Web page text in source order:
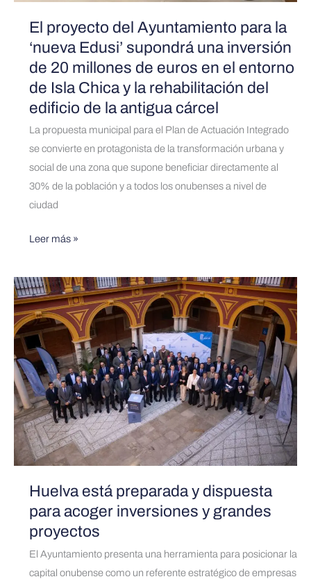
El proyecto del Ayuntamiento para la
‘nueva Edusi’ supondrá una inversión
de 20 millones de euros en el entorno
de Isla Chica y la rehabilitación del
edificio de la antigua cárcel
La propuesta municipal para el Plan de Actuación Integrado
se convierte en protagonista de la transformación urbana y
social de una zona que supone beneficiar directamente al
30% de la población y a todos los onubenses a nivel de
ciudad
de
20
millones
de
euros
el
entorno
de
Isla
Chica
y
edificio
de
la
antigua
cárcel
Leer más »
Huelva está preparada y dispuesta
para acoger inversiones y grandes
proyectos
El Ayuntamiento presenta una herramienta para posicionar la
capital onubense como un referente estratégico de empresas
Huelva
está
preparada
dispuesta
para
acoger
inversiones
y
grandes